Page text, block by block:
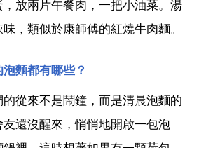
放兩片午餐肉，一把小油菜。湯
，類似於康師傅的紅燒牛肉麵。
麵都有哪些？
從來不是鬧鐘，而是清晨泡麵的
還沒醒來，悄悄地開啟一包泡